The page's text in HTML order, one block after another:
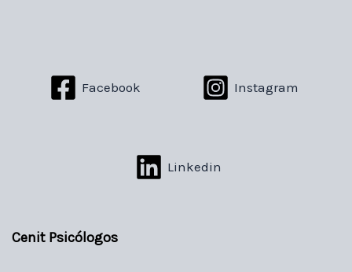
Facebook Instagram
Linkedin
Cenit Psicólogos